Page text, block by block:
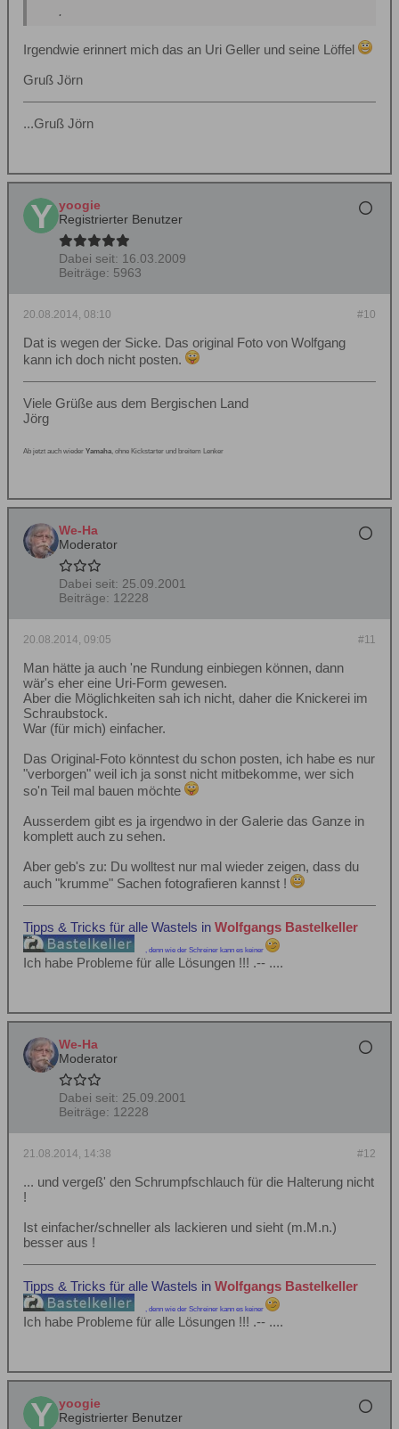
.
Irgendwie erinnert mich das an Uri Geller und seine Löffel
Gruß Jörn
...Gruß Jörn
yoogie
Registrierter Benutzer
Dabei seit: 16.03.2009
Beiträge: 5963
#10
20.08.2014, 08:10
Dat is wegen der Sicke. Das original Foto von Wolfgang
kann ich doch nicht posten.
Viele Grüße aus dem Bergischen Land
Jörg
Ab jetzt auch wieder Yamaha , ohne Kickstarter und breitem Lenker
We-Ha
Moderator
Dabei seit: 25.09.2001
Beiträge: 12228
#11
20.08.2014, 09:05
Man hätte ja auch 'ne Rundung einbiegen können, dann
wär's eher eine Uri-Form gewesen.
Aber die Möglichkeiten sah ich nicht, daher die Knickerei im
Schraubstock.
War (für mich) einfacher.
Das Original-Foto könntest du schon posten, ich habe es nur
"verborgen" weil ich ja sonst nicht mitbekomme, wer sich
so'n Teil mal bauen möchte
Ausserdem gibt es ja irgendwo in der Galerie das Ganze in
komplett auch zu sehen.
Aber geb's zu: Du wolltest nur mal wieder zeigen, dass du
auch "krumme" Sachen fotografieren kannst !
Tipps & Tricks für alle Wastels in Wolfgangs Bastelkeller
, denn wie der Schreiner kann es keiner
Ich habe Probleme für alle Lösungen !!! .-- ....
We-Ha
Moderator
Dabei seit: 25.09.2001
Beiträge: 12228
#12
21.08.2014, 14:38
... und vergeß' den Schrumpfschlauch für die Halterung nicht
!
Ist einfacher/schneller als lackieren und sieht (m.M.n.)
besser aus !
Tipps & Tricks für alle Wastels in Wolfgangs Bastelkeller
, denn wie der Schreiner kann es keiner
Ich habe Probleme für alle Lösungen !!! .-- ....
yoogie
Registrierter Benutzer